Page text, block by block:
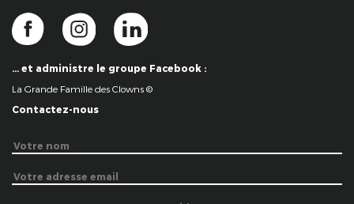
… et administre le groupe Facebook :
La Grande Famille des Clowns ©
Contactez-nous